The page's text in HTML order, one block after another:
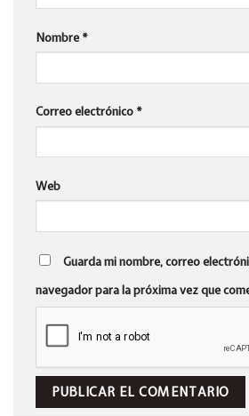
Nombre *
Correo electrónico *
Web
Guarda mi nombre, correo
navegador para la próxima vez que